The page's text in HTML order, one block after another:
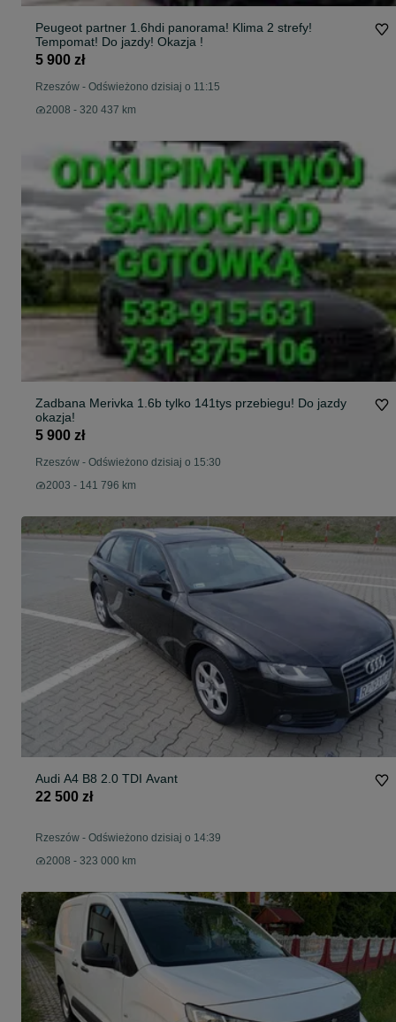
Peugeot partner 1.6hdi panorama! Klima 2 strefy!
Tempomat! Do jazdy! Okazja !
5 900 zł
Rzeszów - Odświeżono dzisiaj o 11:15
2008 - 320 437 km
Zadbana Merivka 1.6b tylko 141tys przebiegu! Do jazdy
okazja!
5 900 zł
Rzeszów - Odświeżono dzisiaj o 15:30
2003 - 141 796 km
Audi A4 B8 2.0 TDI Avant
22 500 zł
Rzeszów - Odświeżono dzisiaj o 14:39
2008 - 323 000 km